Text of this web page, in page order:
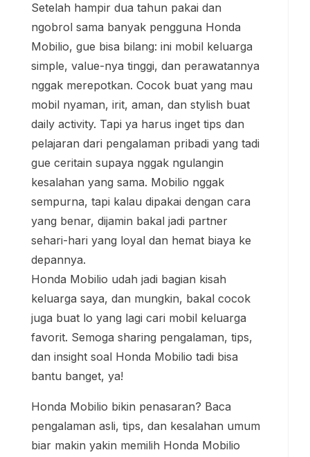
Setelah hampir dua tahun pakai dan
ngobrol sama banyak pengguna Honda
Mobilio, gue bisa bilang: ini mobil keluarga
simple, value-nya tinggi, dan perawatannya
nggak merepotkan. Cocok buat yang mau
mobil nyaman, irit, aman, dan stylish buat
daily activity. Tapi ya harus inget tips dan
pelajaran dari pengalaman pribadi yang tadi
gue ceritain supaya nggak ngulangin
kesalahan yang sama. Mobilio nggak
sempurna, tapi kalau dipakai dengan cara
yang benar, dijamin bakal jadi partner
sehari-hari yang loyal dan hemat biaya ke
depannya.
Honda Mobilio udah jadi bagian kisah
keluarga saya, dan mungkin, bakal cocok
juga buat lo yang lagi cari mobil keluarga
favorit. Semoga sharing pengalaman, tips,
dan insight soal Honda Mobilio tadi bisa
bantu banget, ya!
Honda Mobilio bikin penasaran? Baca
pengalaman asli, tips, dan kesalahan umum
biar makin yakin memilih Honda Mobilio